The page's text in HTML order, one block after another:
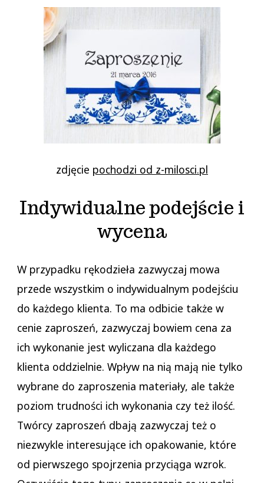
zdjęcie pochodzi od z-milosci.pl
Indywidualne podejście i
wycena
W przypadku rękodzieła zazwyczaj mowa
przede wszystkim o indywidualnym podejściu
do każdego klienta. To ma odbicie także w
cenie zaproszeń, zazwyczaj bowiem cena za
ich wykonanie jest wyliczana dla każdego
klienta oddzielnie. Wpływ na nią mają nie tylko
wybrane do zaproszenia materiały, ale także
poziom trudności ich wykonania czy też ilość.
Twórcy zaproszeń dbają zazwyczaj też o
niezwykle interesujące ich opakowanie, które
od pierwszego spojrzenia przyciąga wzrok.